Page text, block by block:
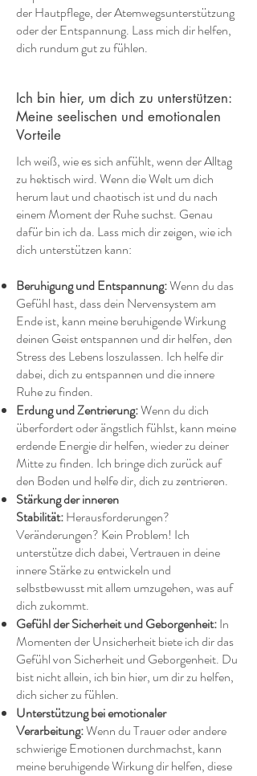
der Hautpflege, der Atemwegsunterstützung
oder der Entspannung. Lass mich dir helfen,
dich rundum gut zu fühlen.
Ich bin hier, um dich zu unterstützen:
Meine seelischen und emotionalen
Vorteile
Ich weiß, wie es sich anfühlt, wenn der Alltag
zu hektisch wird. Wenn die Welt um dich
herum laut und chaotisch ist und du nach
einem Moment der Ruhe suchst. Genau
dafür bin ich da. Lass mich dir zeigen, wie ich
dich unterstützen kann:
Beruhigung und Entspannung:Wenn du das
Gefühl hast, dass dein Nervensystem am
Ende ist, kann meine beruhigende Wirkung
deinen Geist entspannen und dir helfen, den
Stress des Lebens loszulassen. Ich helfe dir
dabei, dich zu entspannen und die innere
Ruhe zu finden.
Erdung und Zentrierung:Wenn du dich
überfordert oder ängstlich fühlst, kann meine
erdende Energie dir helfen, wieder zu deiner
Mitte zu finden. Ich bringe dich zurück auf
den Boden und helfe dir, dich zu zentrieren.
Stärkung der inneren
Stabilität:Herausforderungen?
Veränderungen? Kein Problem! Ich
unterstütze dich dabei, Vertrauen in deine
innere Stärke zu entwickeln und
selbstbewusst mit allem umzugehen, was auf
dich zukommt.
Gefühl der Sicherheit und Geborgenheit:In
Momenten der Unsicherheit biete ich dir das
Gefühl von Sicherheit und Geborgenheit. Du
bist nicht allein, ich bin hier, um dir zu helfen,
dich sicher zu fühlen.
Unterstützung bei emotionaler
Verarbeitung:Wenn du Trauer oder andere
schwierige Emotionen durchmachst, kann
meine beruhigende Wirkung dir helfen, diese